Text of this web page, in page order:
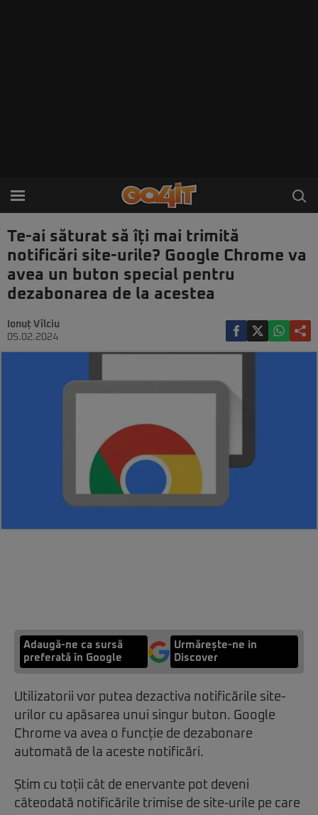
Te-ai săturat să îți mai trimită
notificări site-urile? Google Chrome va
avea un buton special pentru
dezabonarea de la acestea
Ionuț Vîlciu
05.02.2024
Adaugă-ne ca sursă
preferată în Google
Urmărește-ne in
Discover
Utilizatorii vor putea dezactiva notificările site-
urilor cu apăsarea unui singur buton. Google
Chrome va avea o funcție de dezabonare
automată de la aceste notificări.
Știm cu toții cât de enervante pot deveni
câteodată notificările trimise de site-urile pe care